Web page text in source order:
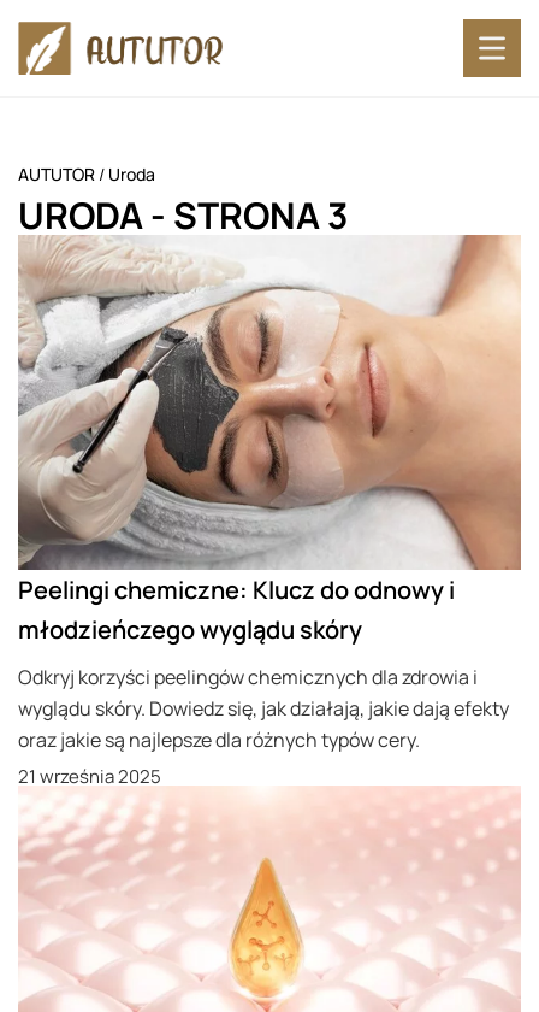
AUTUTOR / Uroda
URODA- STRONA 3
Peelingi chemiczne: Klucz do odnowy i
młodzieńczego wyglądu skóry
Odkryj korzyści peelingów chemicznych dla zdrowia i
wyglądu skóry. Dowiedz się, jak działają, jakie dają efekty
oraz jakie są najlepsze dla różnych typów cery.
21 września 2025